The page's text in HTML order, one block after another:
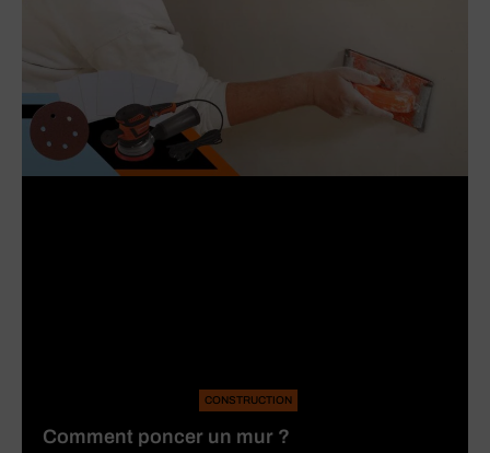
CONSTRUCTION
Comment poncer un mur ?